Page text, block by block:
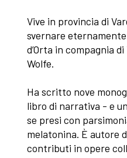
Vive in provincia di
svernare
d’Orta in compagnia
Wolfe.
Ha scritto nove
libro di narrativa - e
se presi con
melatonina. È autore
contributi in opere